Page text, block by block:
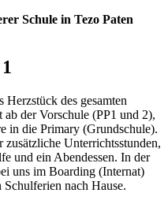
Schule in Tezo Paten
des gesamten
der Vorschule (PP1 und 2),
in die Primary (Grundschule).
Unterrichtsstunden,
und ein Abendessen. In der
uns im Boarding (Internat)
nach Hause.